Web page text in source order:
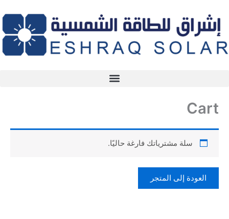
إلى
المحتوى
Cart
سلة مشترياتك فارغة حاليًا.
العودة إلى المتجر